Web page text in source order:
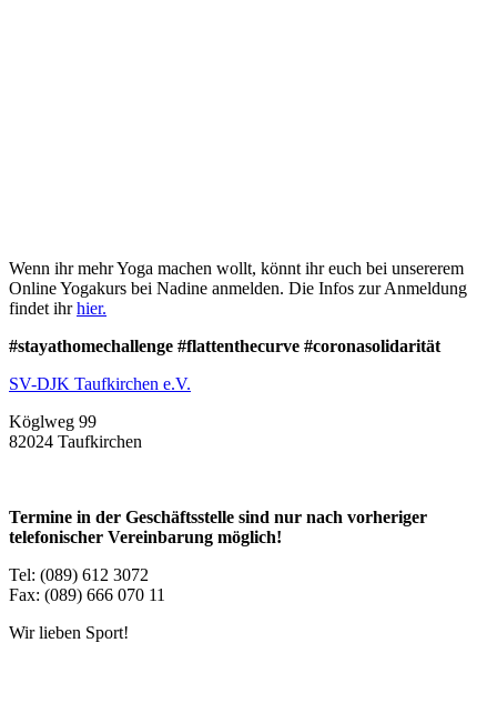
Wenn ihr mehr Yoga machen wollt, könnt ihr euch bei unsererem
Online Yogakurs bei Nadine anmelden. Die Infos zur Anmeldung
findet ihrhier.
#stayathomechallenge #flattenthecurve #coronasolidarität
SV-DJK Taufkirchen e.V.
Köglweg 99
82024 Taufkirchen
Termine in der Geschäftsstelle sind nur nach vorheriger
telefonischer Vereinbarung möglich!
Tel: (089) 612 3072
Fax: (089) 666 070 11
Wir lieben Sport!